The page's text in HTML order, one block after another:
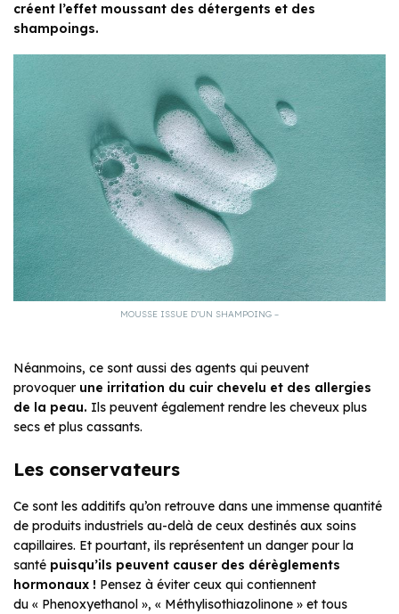
créent l’effet moussant des détergents et des
shampoings.
MOUSSE ISSUE D’UN SHAMPOING –
Néanmoins, ce sont aussi des agents qui peuvent
provoquer une irritation du cuir chevelu et des allergies
de la peau. Ils peuvent également rendre les cheveux plus
secs et plus cassants.
Les conservateurs
Ce sont les additifs qu’on retrouve dans une immense quantité
de produits industriels au-delà de ceux destinés aux soins
capillaires. Et pourtant, ils représentent un danger pour la
santé puisqu’ils peuvent causer des dérèglements
hormonaux ! Pensez à éviter ceux qui contiennent
du « Phenoxyethanol », « Méthylisothiazolinone » et tous